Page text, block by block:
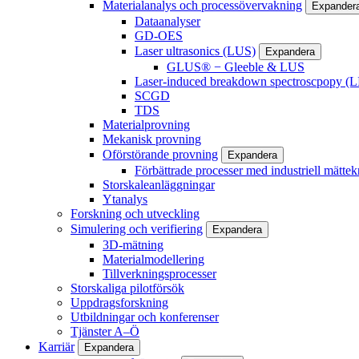
Materialanalys och processövervakning
Dataanalyser
GD-OES
Laser ultrasonics (LUS)
Expandera
GLUS® − Gleeble & LUS
Laser-induced breakdown spectroscpopy
SCGD
TDS
Materialprovning
Mekanisk provning
Oförstörande provning
Expandera
Förbättrade processer med industriell
Storskaleanläggningar
Ytanalys
Forskning och utveckling
Simulering och verifiering
Expandera
3D-mätning
Materialmodellering
Tillverkningsprocesser
Storskaliga pilotförsök
Uppdragsforskning
Utbildningar och konferenser
Tjänster A–Ö
Karriär
Expandera